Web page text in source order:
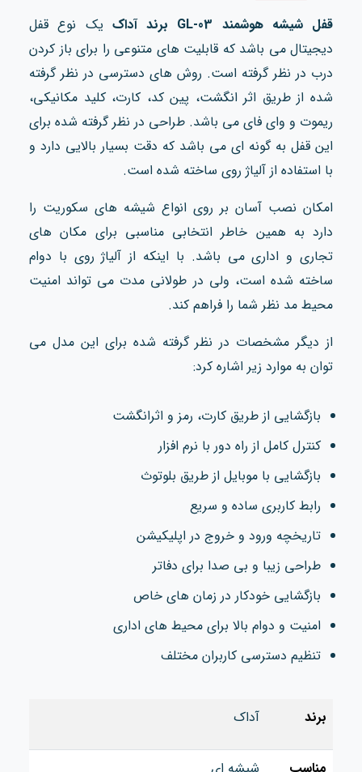
قفل شیشه هوشمند GL-03 برند آداک
یک نوع قفل
دیجیتال می باشد که قابلیت‌ های متنوعی را برای باز کردن
درب در نظر گرفته است. روش های دسترسی در نظر گرفته
شده از طریق اثر انگشت، پین‌ کد، کارت، کلید مکانیکی،
ریموت و وای‌ فای می‌ باشد. طراحی در نظر گرفته شده برای
این قفل به گونه ای می باشد که دقت بسیار بالایی دارد و
با استفاده از آلیاژ روی ساخته شده است.
امکان نصب آسان بر روی انواع شیشه‌ های سکوریت را
دارد به همین خاطر انتخابی مناسبی برای مکان‌ های
تجاری و اداری می‌ باشد. با اینکه از آلیاژ روی با دوام
ساخته شده است، ولی در طولانی مدت می تواند امنیت
محیط مد نظر شما را فراهم کند.
از دیگر مشخصات در نظر گرفته شده برای این مدل می
توان به موارد زیر اشاره کرد:
بازگشایی از طریق کارت، رمز و اثرانگشت
کنترل کامل از راه دور با نرم افزار
بازگشایی با موبایل از طریق بلوتوث
رابط کاربری ساده و سریع
تاریخچه ورود و خروج در اپلیکیشن
طراحی زیبا و بی صدا برای دفاتر
بازگشایی خودکار در زمان‌ های خاص
امنیت و دوام بالا برای محیط های اداری
تنظیم دسترسی کاربران مختلف
برند آداک